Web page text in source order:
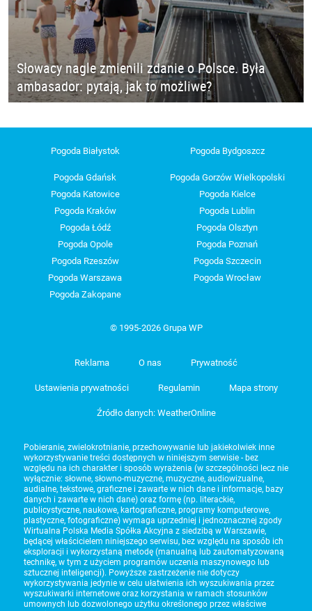
Słowacy nagle zmienili zdanie o Polsce. Była
ambasador: pytają, jak to możliwe?
Pogoda Białystok Pogoda Bydgoszcz
Pogoda Gdańsk
Pogoda Gorzów Wielkopolski
Pogoda Katowice
Pogoda Kielce
Pogoda Kraków
Pogoda Lublin
Pogoda Łódź
Pogoda Olsztyn
Pogoda Opole
Pogoda Poznań
Pogoda Rzeszów
Pogoda Szczecin
Pogoda Warszawa
Pogoda Wrocław
Pogoda Zakopane
© 1995-2026 Grupa WP
Reklama O nas Prywatność
Ustawienia prywatności Regulamin Mapa strony
Źródło danych: WeatherOnline
Pobieranie, zwielokrotnianie, przechowywanie lub jakiekolwiek inne
wykorzystywanie treści dostępnych w niniejszym serwisie - bez
względu na ich charakter i sposób wyrażenia (w szczególności lecz nie
wyłącznie: słowne, słowno-muzyczne, muzyczne, audiowizualne,
audialne, tekstowe, graficzne i zawarte w nich dane i informacje, bazy
danych i zawarte w nich dane) oraz formę (np. literackie,
publicystyczne, naukowe, kartograficzne, programy komputerowe,
plastyczne, fotograficzne) wymaga uprzedniej i jednoznacznej zgody
Wirtualna Polska Media Spółka Akcyjna z siedzibą w Warszawie,
będącej właścicielem niniejszego serwisu, bez względu na sposób ich
eksploracji i wykorzystaną metodę (manualną lub zautomatyzowaną
technikę, w tym z użyciem programów uczenia maszynowego lub
sztucznej inteligencji). Powyższe zastrzeżenie nie dotyczy
wykorzystywania jedynie w celu ułatwienia ich wyszukiwania przez
wyszukiwarki internetowe oraz korzystania w ramach stosunków
umownych lub dozwolonego użytku określonego przez właściwe